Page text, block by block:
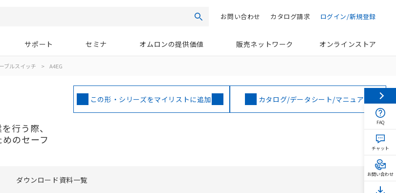
検索 ログイン/新規登録
カタログ請求
お問い合わせ
サポート セミナ オムロンの提供価値 販売ネットワーク オンラインストア
ブルスイッチ > A4EG
行う際、
のセーフ
この形・シリーズをマイリストに追加 カタログ/データシート/マニュアル
ダウンロード資料一覧
FAQ
チャット
お問い合わせ